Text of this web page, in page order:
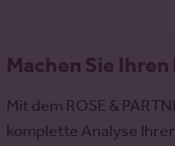
Machen Sie
Mit dem ROSE &
komplette Analyse